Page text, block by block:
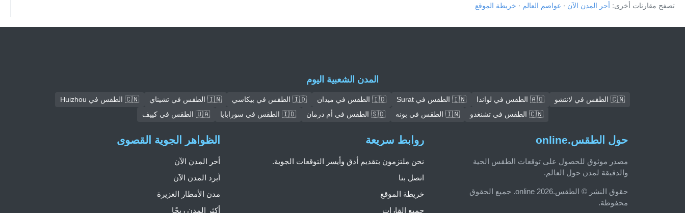
تصفح مقارنات أخرى: أحر المدن الآن · عواصم العالم · خريطة الموقع
المدن الشعبية اليوم
🇨🇳 الطقس في لانتشو 🇦🇴 الطقس في لواندا 🇮🇳 الطقس في Surat 🇮🇩 الطقس في ميدان 🇮🇩 الطقس في بيكاسي 🇮🇳 الطقس في تشيناي
🇨🇳 الطقس في Huizhou
🇨🇳 الطقس في تشنغدو
🇮🇳 الطقس في بونه 🇸🇩 الطقس في أم درمان 🇮🇩 الطقس في سورابايا 🇺🇦 الطقس في كييف
حول الطقس.online
مصدر موثوق للحصول على توقعات الطقس الحية
والدقيقة لمدن حول العالم.
حقوق النشر © الطقس.online 2026. جميع الحقوق
محفوظة.
روابط سريعة
نحن ملتزمون بتقديم أدق وأيسر التوقعات الجوية.
اتصل بنا
خريطة الموقع
جميع القارات
الظواهر الجوية القصوى
أحر المدن الآن
أبرد المدن الآن
مدن الأمطار الغزيرة
أكثر المدن ريحًا